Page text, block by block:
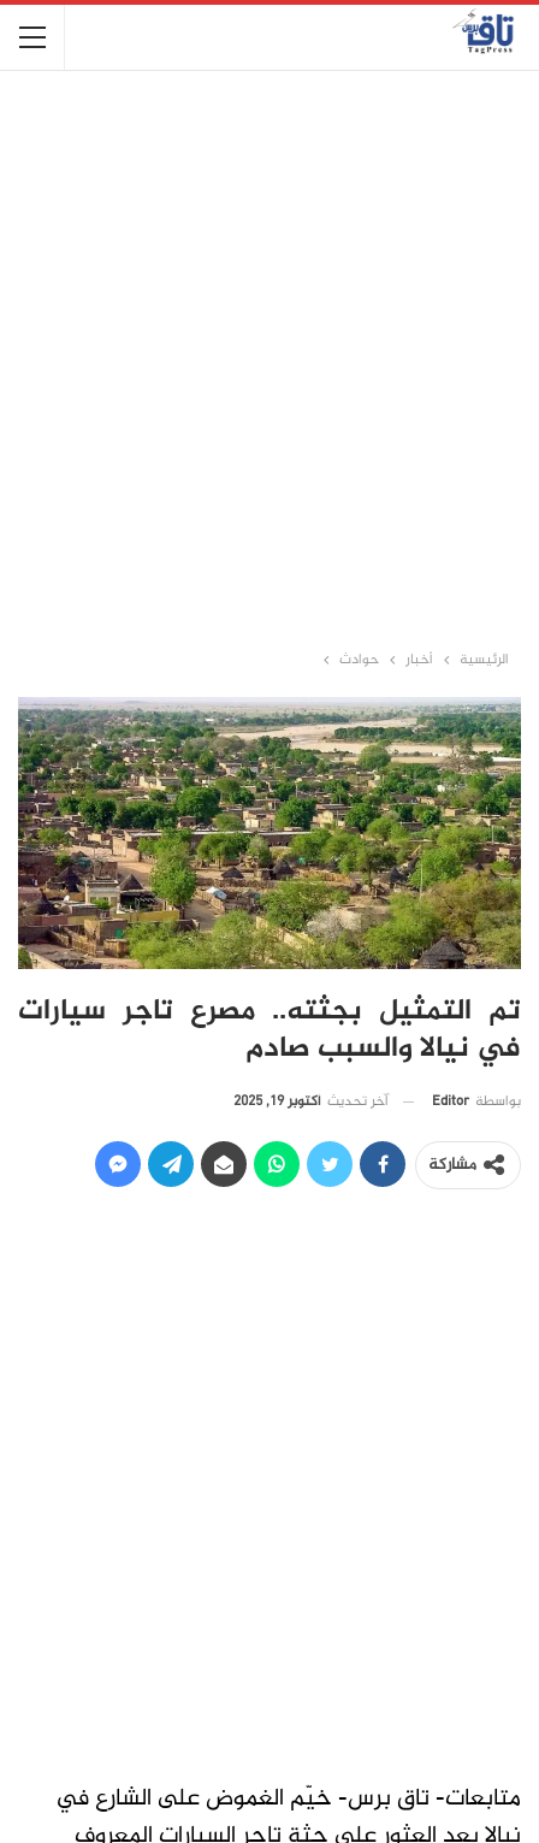
الرئيسية أخبار حوادث
تم التمثيل بجثته.. مصرع تاجر سيارات
في نيالا والسبب صادم
بواسطة Editor آخر تحديث أكتوبر 19, 2025
مشاركة
متابعات- تاق برس- خيّم الغموض على الشارع في